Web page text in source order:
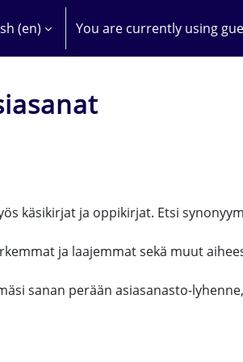
INPUT
‎(en)‎ You are currently using
käsikirjat ja oppikirjat. Etsi
ja laajemmat sekä muut
sanan perään asiasanasto-